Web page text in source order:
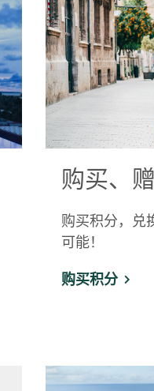
购买、
购买积分，兑
可能！
购买积分